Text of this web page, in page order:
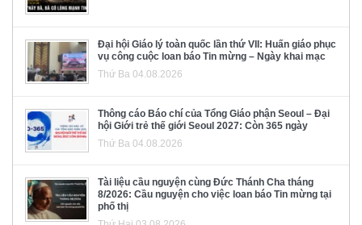
Đại hội Giáo lý toàn quốc lần thứ VII: Huấn giáo phục
vụ công cuộc loan báo Tin mừng – Ngày khai mạc
Thứ Ba 04.08.2026
Thông cáo Báo chí của Tổng Giáo phận Seoul – Đại
hội Giới trẻ thế giới Seoul 2027: Còn 365 ngày
Thứ Ba 04.08.2026
Tài liệu cầu nguyện cùng Đức Thánh Cha tháng
8/2026: Cầu nguyện cho việc loan báo Tin mừng tại
phố thị